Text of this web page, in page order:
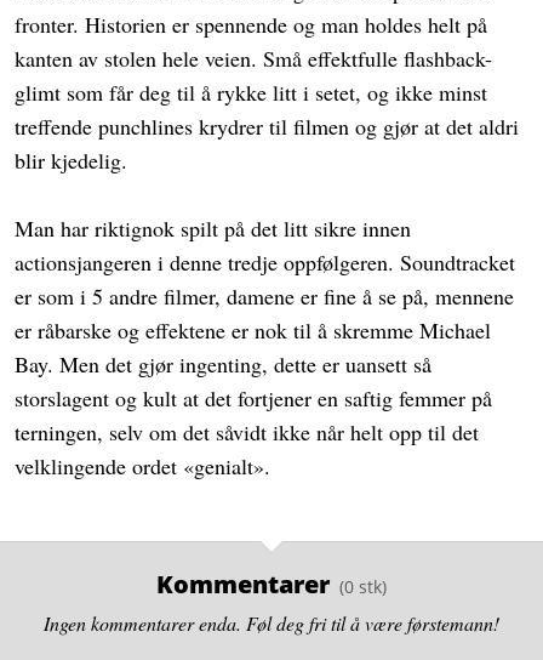
fronter. Historien er spennende og man holdes helt på
kanten av stolen hele veien. Små effektfulle flashback-
glimt som får deg til å rykke litt i setet, og ikke minst
treffende punchlines krydrer til filmen og gjør at det aldri
blir kjedelig.
Man har riktignok spilt på det litt sikre innen
actionsjangeren i denne tredje oppfølgeren. Soundtracket
er som i 5 andre filmer, damene er fine å se på, mennene
er råbarske og effektene er nok til å skremme Michael
Bay. Men det gjør ingenting, dette er uansett så
storslagent og kult at det fortjener en saftig femmer på
terningen, selv om det såvidt ikke når helt opp til det
velklingende ordet «genialt».
Kommentarer
Ingen kommentarer enda. Føl deg fri til å være førstemann!